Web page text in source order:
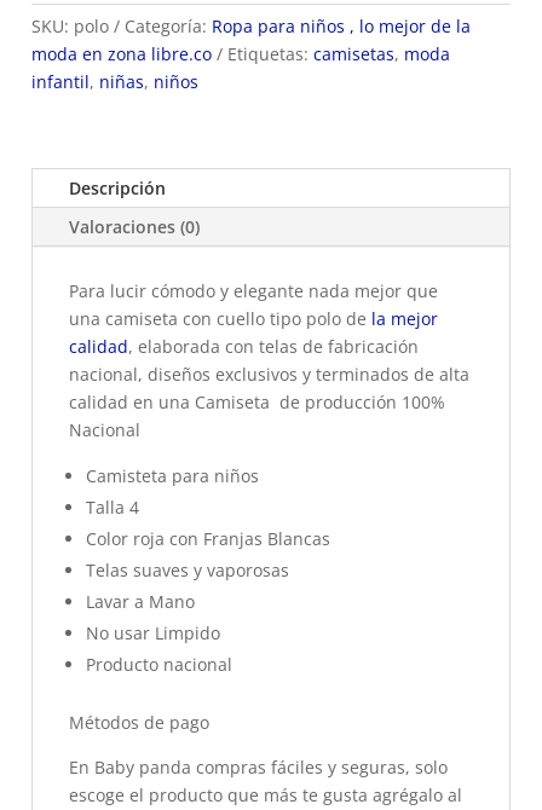
SKU: polo Categoría: Ropa para niños , lo mejor de la
moda en zona libre.co
Etiquetas: camisetas, moda
infantil, niñas, niños
Descripción
Valoraciones (0)
Para lucir cómodo y elegante nada mejor que
una camiseta con cuello tipo polo de la mejor
calidad, elaborada con telas de fabricación
nacional, diseños exclusivos y terminados de alta
calidad en una Camiseta de producción 100%
Nacional
Camisteta para niños
Talla 4
Color roja con Franjas Blancas
Telas suaves y vaporosas
Lavar a Mano
No usar Limpido
Producto nacional
Métodos de pago
En Baby panda compras fáciles y seguras, solo
escoge el producto que más te gusta agrégalo al